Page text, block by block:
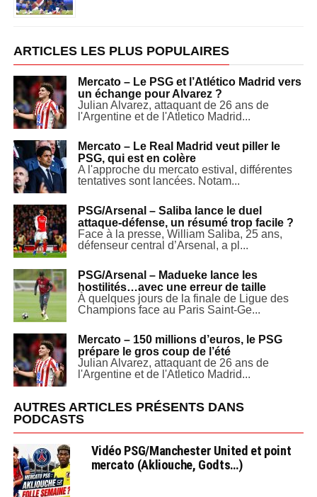
ARTICLES LES PLUS POPULAIRES
Mercato – Le PSG et l’Atlético Madrid vers
un échange pour Alvarez ?
Julian Alvarez, attaquant de 26 ans de
l'Argentine et de l'Atletico Madrid...
Mercato – Le Real Madrid veut piller le
PSG, qui est en colère
A l'approche du mercato estival, différentes
tentatives sont lancées. Notam...
PSG/Arsenal – Saliba lance le duel
attaque-défense, un résumé trop facile ?
Face à la presse, William Saliba, 25 ans,
défenseur central d’Arsenal, a pl...
PSG/Arsenal – Madueke lance les
hostilités…avec une erreur de taille
À quelques jours de la finale de Ligue des
Champions face au Paris Saint-Ge...
Mercato – 150 millions d’euros, le PSG
prépare le gros coup de l’été
Julian Alvarez, attaquant de 26 ans de
l'Argentine et de l'Atletico Madrid...
AUTRES ARTICLES PRÉSENTS DANS
PODCASTS
Vidéo PSG/Manchester United et point
mercato (Akliouche, Godts…)